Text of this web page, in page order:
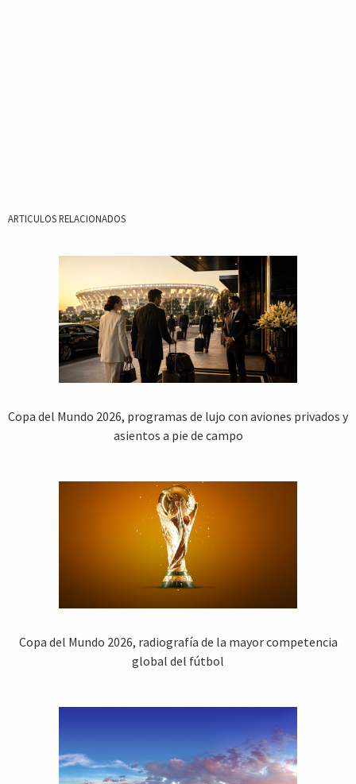
ARTICULOS RELACIONADOS
Copa del Mundo 2026, programas de lujo con aviones privados y
asientos a pie de campo
Copa del Mundo 2026, radiografía de la mayor competencia
global del fútbol